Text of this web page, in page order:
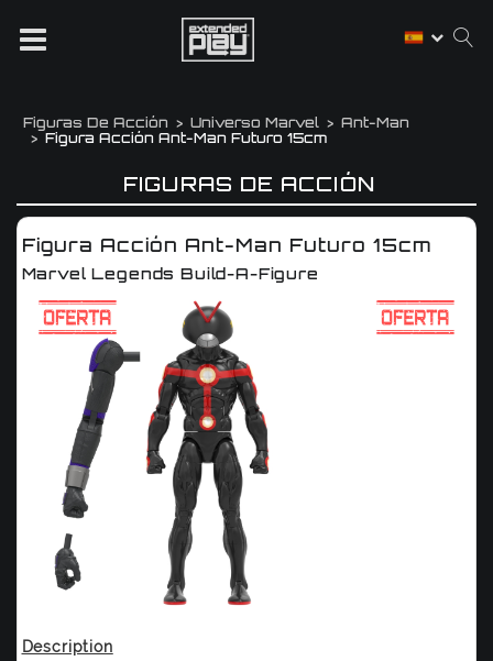
Figuras De Acción Universo Marvel
Ant-Man
Figura Acción Ant-Man Futuro 15cm
FIGURAS DE ACCIÓN
Figura Acción Ant-Man Futuro 15cm
Marvel Legends Build-A-Figure
Description